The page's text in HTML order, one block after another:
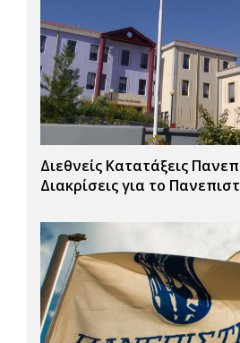
Διεθνείς Κατατάξεις
Διακρίσεις για το